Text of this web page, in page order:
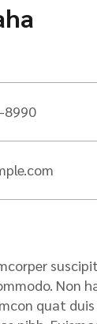
8990
Non
quat